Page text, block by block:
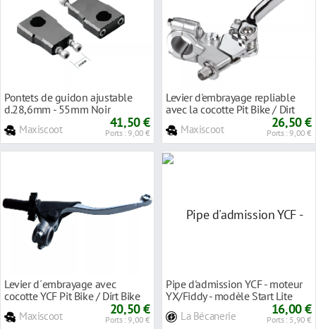
Pontets de guidon ajustable
d.28,6mm - 55mm Noir
Maxiscoot 41,50 €
Ports : 9,00 €
Levier d'embrayage repliable
avec la cocotte Pit Bike / Dirt
Maxiscoot 26,50 €
Ports : 9,00 €
Levier d´embrayage avec
cocotte YCF Pit Bike / Dirt Bike
Maxiscoot 20,50 €
Ports : 9,00 €
Pipe d'admission YCF - moteur
YX/Fiddy - modèle Start Lite
La Bécanerie 16,00 €
Ports : 5,90 €